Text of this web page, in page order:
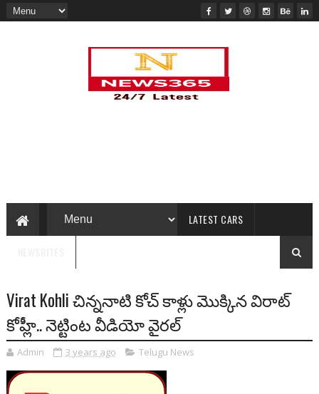
LATEST CARS
Virat Kohli చిన్ననాటి కోచ్ కాళ్లు మొక్కిన విరాట్
కోహ్లీ.. నెట్టింట వీడియో వైరల్
Admin 3 years ago Telugu News